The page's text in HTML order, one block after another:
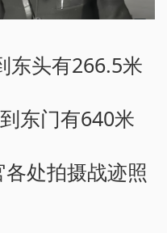
东头有266.5米
东门有640米
处拍摄战迹照